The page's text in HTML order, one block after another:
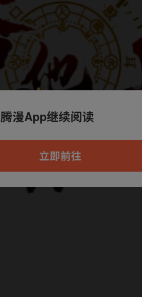
阅读，可打开App新用
户7天免费看
漫App继续阅读
立即前往